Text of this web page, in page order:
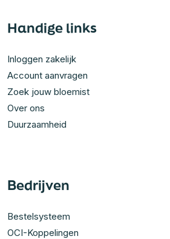
Handige links
Inloggen zakelijk
Account aanvragen
Zoek jouw bloemist
Over ons
Duurzaamheid
Bedrijven
Bestelsysteem
OCI-Koppelingen